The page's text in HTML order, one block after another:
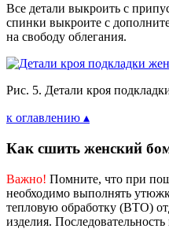
Все детали выкроить с
спинки выкроите с
на свободу облегания.
Рис. 5. Детали кроя
к оглавлению ▴
Как сшить женский
Важно! Помните, что при
необходимо выполнять
тепловую обработку (ВТО)
изделия.